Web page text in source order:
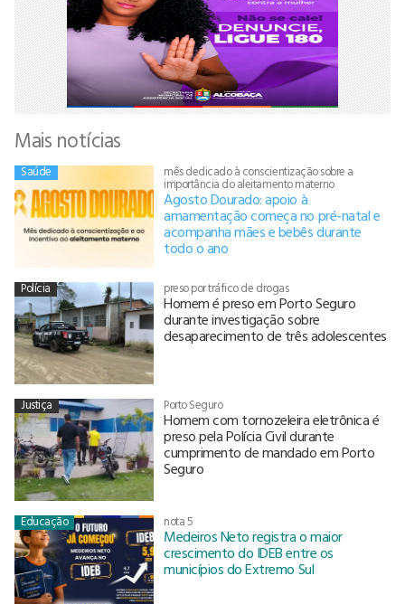
Mais notícias
Saúde mês dedicado à conscientização sobre a
importância do aleitamento materno
Agosto Dourado: apoio à
amamentação começa no pré-natal e
acompanha mães e bebês durante
todo o ano
Polícia preso por tráfico de drogas
Homem é preso em Porto Seguro
durante investigação sobre
desaparecimento de três adolescentes
Justiça Porto Seguro
Homem com tornozeleira eletrônica é
preso pela Polícia Civil durante
cumprimento de mandado em Porto
Seguro
Educação nota 5
Medeiros Neto registra o maior
crescimento do IDEB entre os
municípios do Extremo Sul